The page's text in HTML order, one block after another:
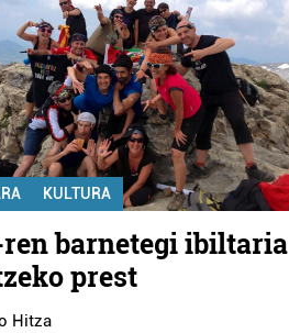
KULTURA
ren barnetegi ibiltaria
prest
Hitza